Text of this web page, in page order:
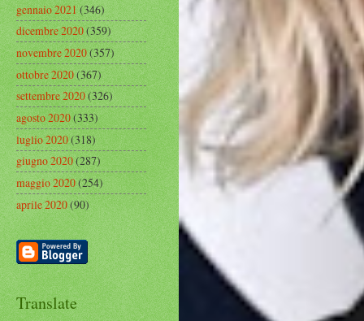
gennaio 2021(346)
dicembre 2020(359)
novembre 2020(357)
ottobre 2020(367)
settembre 2020(326)
agosto 2020(333)
luglio 2020(318)
giugno 2020(287)
maggio 2020(254)
aprile 2020(90)
Translate